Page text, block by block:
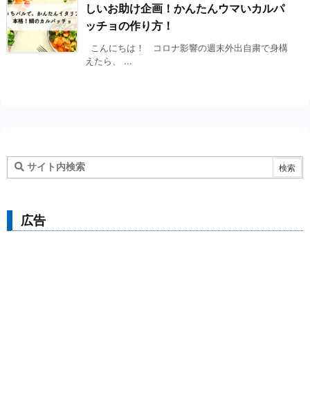
しいお助け企画！かんたんウマいカルパ
ッチョの作り方！
こんにちは！ コロナ影響の週末外出自粛で身構
えたら、 ...
広告